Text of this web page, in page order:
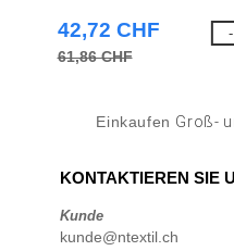
42,72 CHF
61,86 CHF
Einkaufen Groß-
KONTAKTIEREN SIE
Kunde
kunde@ntextil.ch